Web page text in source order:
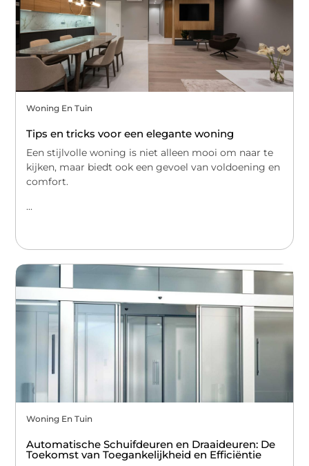
Woning En Tuin
Tips en tricks voor een elegante woning
Een stijlvolle woning is niet alleen mooi om naar te
kijken, maar biedt ook een gevoel van voldoening en
comfort.
...
Woning En Tuin
Automatische Schuifdeuren en Draaideuren: De
Toekomst van Toegankelijkheid en Efficiëntie